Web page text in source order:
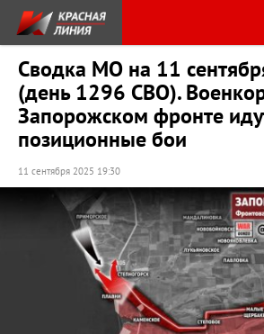
Сводка МО на 11
(день 1296 СВО).
Запорожском фронте
позиционные бои
11 сентября 2025 19:30